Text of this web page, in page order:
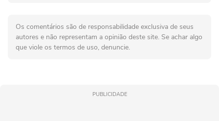
Os comentários são de responsabilidade exclusiva de seus
autores e não representam a opinião deste site. Se achar algo
que viole os termos de uso, denuncie.
PUBLICIDADE